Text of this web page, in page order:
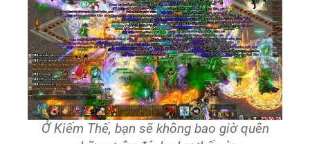
Ở Kiếm Thế, bạn sẽ không bao giờ quên